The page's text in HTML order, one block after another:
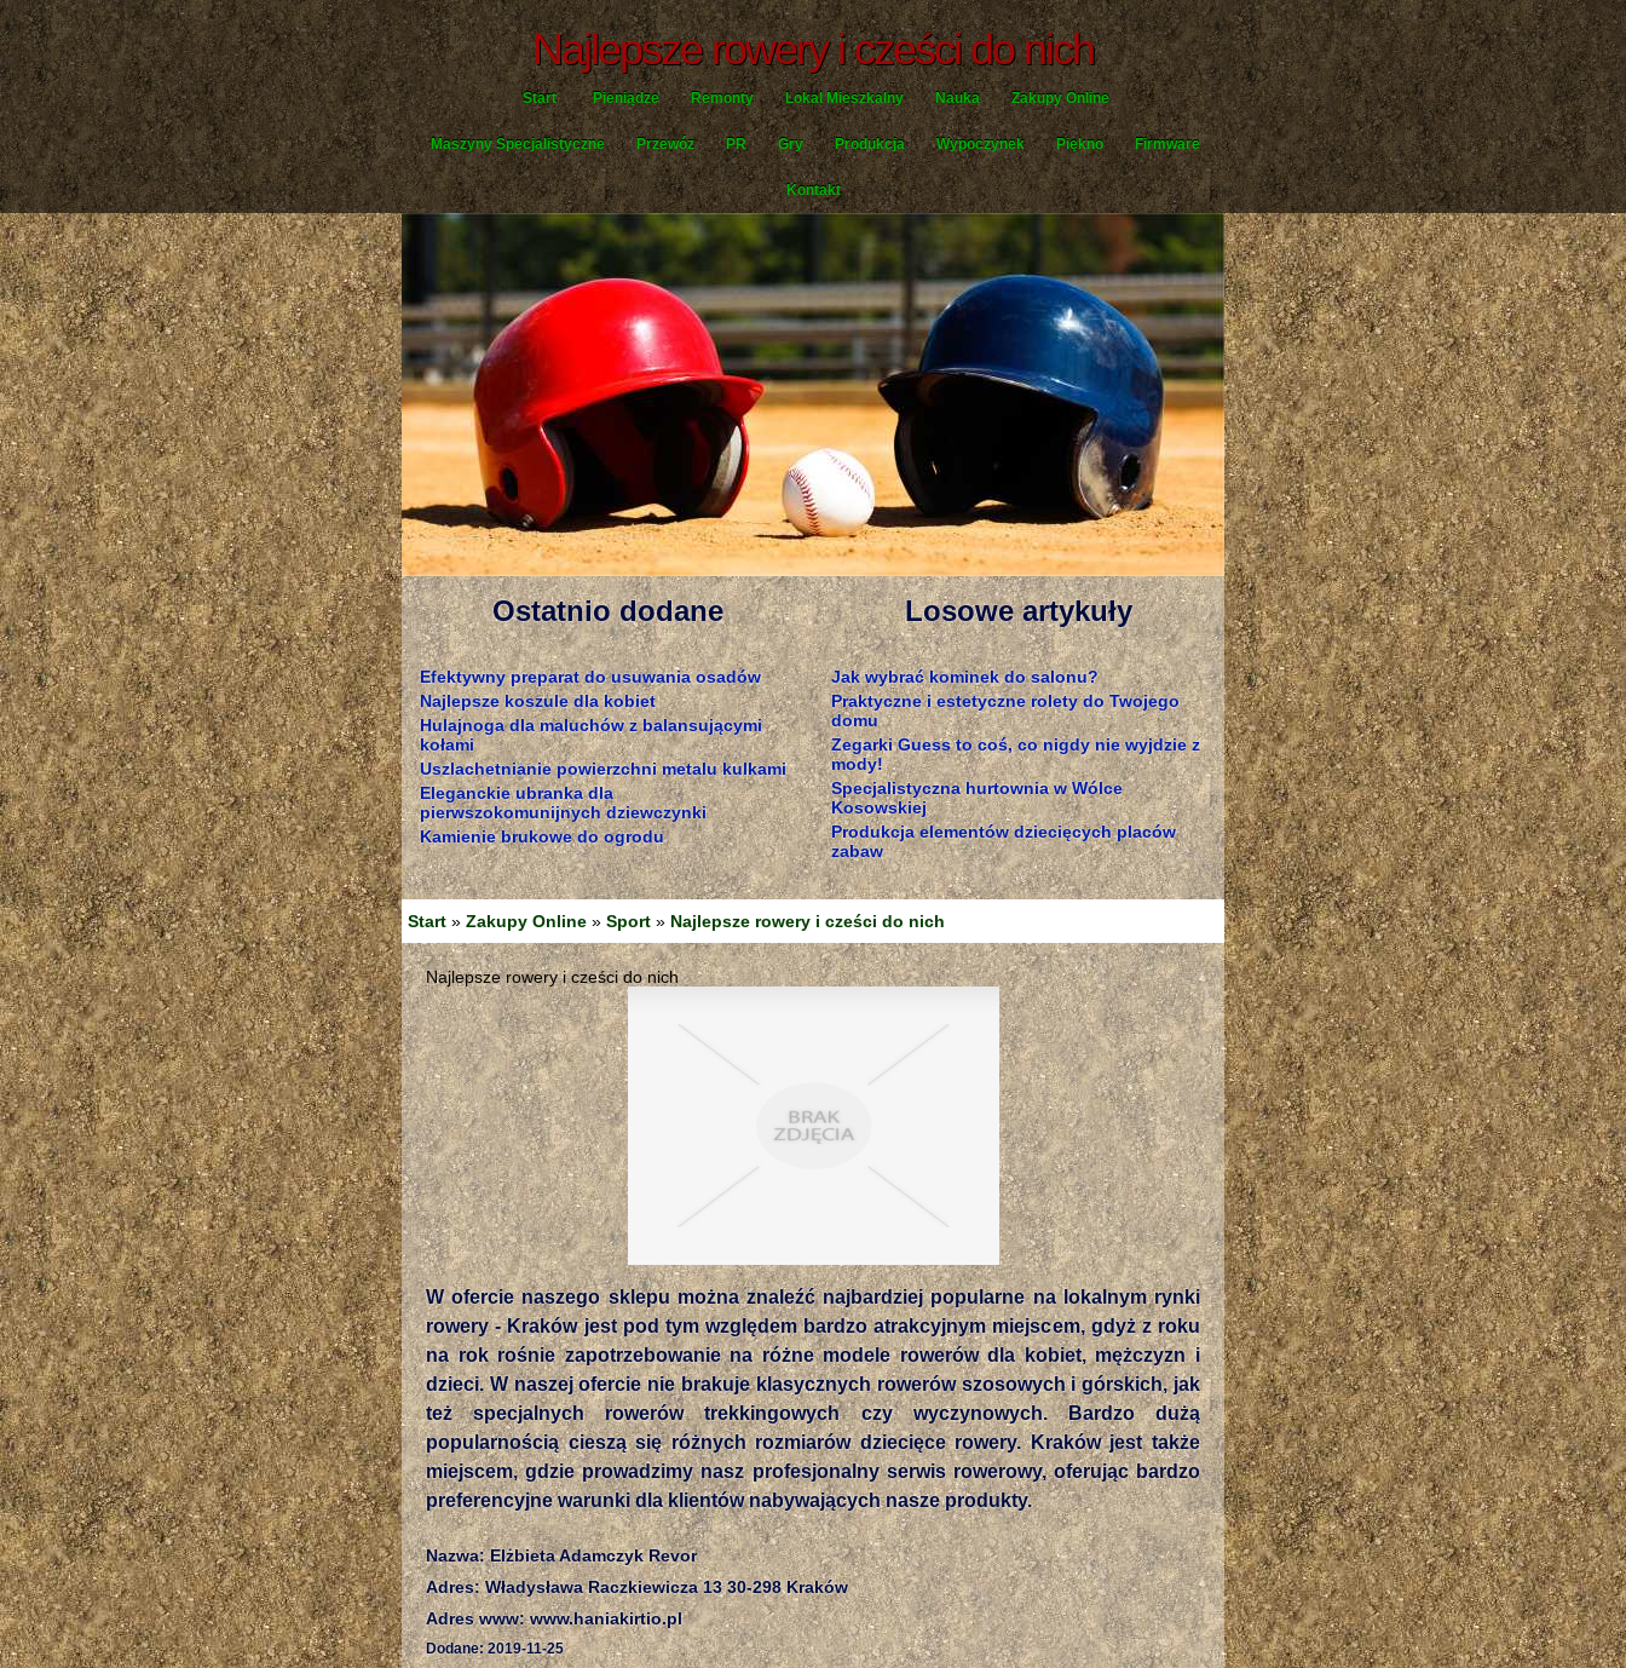
Najlepsze rowery i cześci do nich
Start Pieniądze Remonty Lokal Mieszkalny Nauka Zakupy Online
Maszyny Specjalistyczne Przewóz PR Gry Produkcja Wypoczynek Piękno Firmware
Kontakt
Ostatnio dodane
Efektywny preparat do usuwania osadów
Najlepsze koszule dla kobiet
Hulajnoga dla maluchów z balansującymi
kołami
Uszlachetnianie powierzchni metalu kulkami
Eleganckie ubranka dla
pierwszokomunijnych dziewczynki
Kamienie brukowe do ogrodu
Losowe artykuły
Jak wybrać kominek do salonu?
Praktyczne i estetyczne rolety do Twojego
domu
Zegarki Guess to coś, co nigdy nie wyjdzie z
mody!
Specjalistyczna hurtownia w Wólce
Kosowskiej
Produkcja elementów dziecięcych placów
zabaw
Start » Zakupy Online » Sport » Najlepsze rowery i cześci do nich
Najlepsze rowery i cześci do nich
W ofercie naszego sklepu można znaleźć najbardziej popularne na lokalnym rynki
rowery - Kraków jest pod tym względem bardzo atrakcyjnym miejscem, gdyż z roku
na rok rośnie zapotrzebowanie na różne modele rowerów dla kobiet, mężczyzn i
dzieci. W naszej ofercie nie brakuje klasycznych rowerów szosowych i górskich, jak
też specjalnych rowerów trekkingowych czy wyczynowych. Bardzo dużą
popularnością cieszą się różnych rozmiarów dziecięce rowery. Kraków jest także
miejscem, gdzie prowadzimy nasz profesjonalny serwis rowerowy, oferując bardzo
preferencyjne warunki dla klientów nabywających nasze produkty.
Nazwa: Elżbieta Adamczyk Revor
Adres: Władysława Raczkiewicza 13 30-298 Kraków
Adres www: www.haniakirtio.pl
Dodane: 2019-11-25